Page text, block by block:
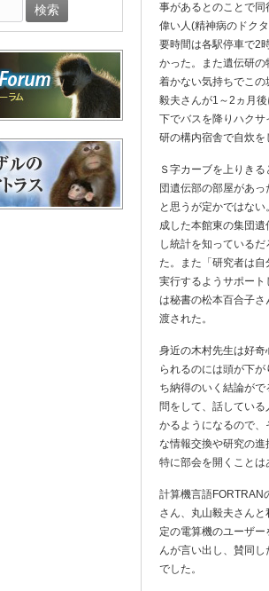
事があるとのことで
偉い人(精神病のドク
要時間は各駅停車で2
かった。また遺伝研
着かない気持ちでこ
毅夫さんが1～2ヵ月
下でバスを降りハク
研の構内宿舎で自炊
Ｓ字カーブを上りき
団遺伝部の部屋があ
と思うが定かではな
成した本館東の集団
し統計を知っている
た。また「研究者は
実行するようサポー
は秘書の松本百合子
渡された。
身近の木村先生は好
られるのには頭が下
ち納得のいく結論が
問をして、話してい
かるようになるので
な情報交換や研究の
特に部会を開くこと
計算機言語FORTRAN
さん、丸山毅夫さん
定の電算機のユーザ
んが言い出し、賛同
でした。